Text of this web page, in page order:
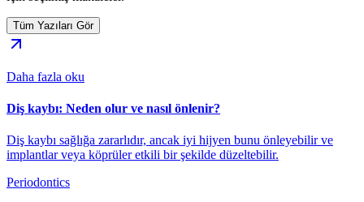
Tüm Yazıları Gör
Daha fazla oku
Diş kaybı: Neden olur ve nasıl önlenir?
Diş kaybı sağlığa zararlıdır, ancak iyi hijyen bunu önleyebilir ve
implantlar veya köprüler etkili bir şekilde düzeltebilir.
Periodontics